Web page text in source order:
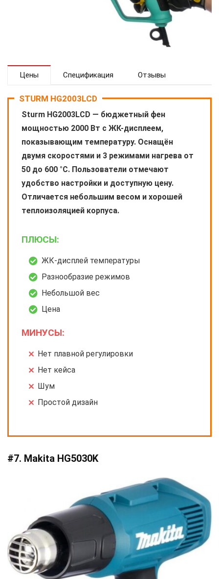
Цены Спецификация Отзывы
STURM HG2003LCD
Sturm HG2003LCD — бюджетный фен
мощностью 2000 Вт с ЖК-дисплеем,
показывающим температуру. Оснащён
двумя скоростями и 3 режимами нагрева от
50 до 600 °C. Пользователи отмечают
удобство настройки и доступную цену.
Отличается небольшим весом и хорошей
теплоизоляцией корпуса.
ПЛЮСЫ:
ЖК-дисплей температуры
Разнообразие режимов
Небольшой вес
Цена
МИНУСЫ:
Нет плавной регулировки
Нет кейса
Шум
Простой дизайн
#7. Makita HG5030K